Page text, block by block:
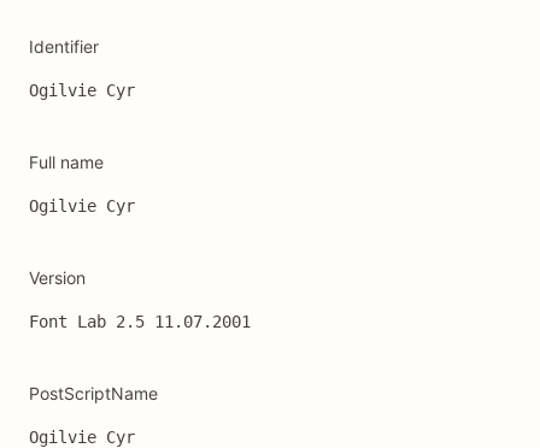
Identifier
Ogilvie Cyr
Full name
Ogilvie Cyr
Version
Font Lab 2.5 11.07.2001
PostScriptName
Ogilvie Cyr